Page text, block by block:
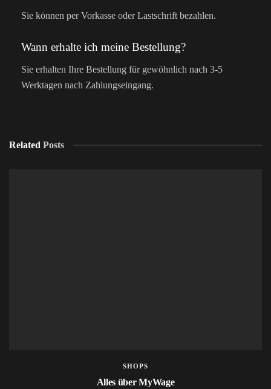
Sie können per Vorkasse oder Lastschrift bezahlen.
Wann erhalte ich meine Bestellung?
Sie erhalten Ihre Bestellung für gewöhnlich nach 3-5
Werktagen nach Zahlungseingang.
Related Posts
SHOPS
Alles über MyWage